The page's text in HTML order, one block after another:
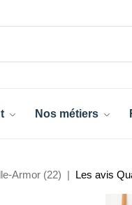
Nos métiers
Armor (22) Les avis